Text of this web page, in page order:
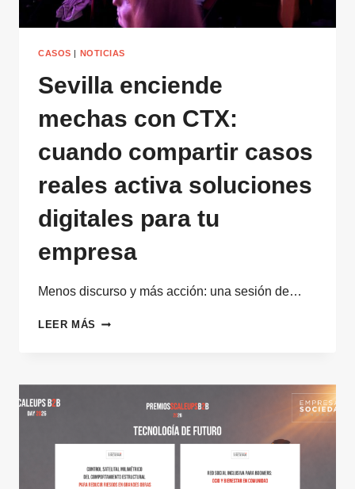
CASOS | NOTICIAS
Sevilla enciende
mechas con CTX:
cuando compartir casos
reales activa soluciones
digitales para tu
empresa
Menos discurso y más acción: una sesión de…
LEER MÁS SEVILLA
CTX:
CASOS
REALES
SOLUCIONES